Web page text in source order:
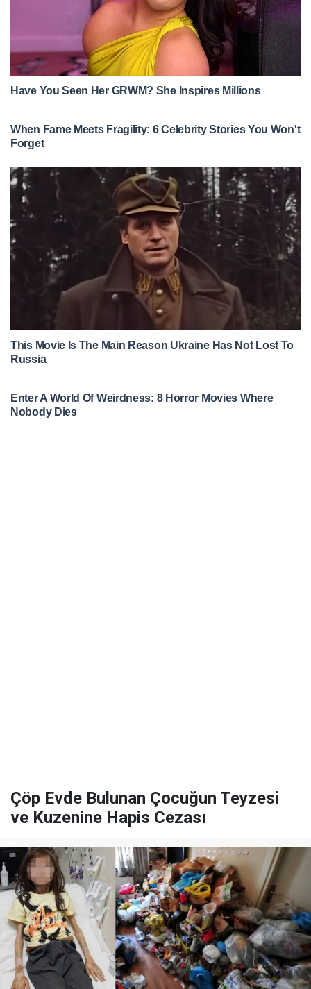
Çöp Evde Bulunan Çocuğun Teyzesi
ve Kuzenine Hapis Cezası